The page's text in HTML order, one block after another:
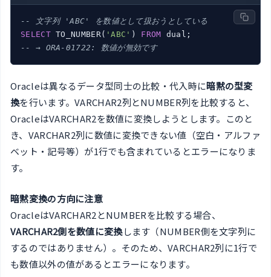
-- 文字列 'ABC' を数値として扱おうとしている
SELECT TO_NUMBER( 'ABC' ) FROM
-- → ORA-01722: 数値が無効です
Oracleは異なるデータ型同士の比較・代入時に暗黙の型変
換を行います。VARCHAR2列とNUMBER列を比較すると、
OracleはVARCHAR2を数値に変換しようとします。このと
き、VARCHAR2列に数値に変換できない値（空白・アルファ
ベット・記号等）が1行でも含まれているとエラーになりま
す。
暗黙変換の方向に注意
OracleはVARCHAR2とNUMBERを比較する場合、
VARCHAR2側を数値に変換します（NUMBER側を文字列に
するのではありません）。そのため、VARCHAR2列に1行で
も数値以外の値があるとエラーになります。